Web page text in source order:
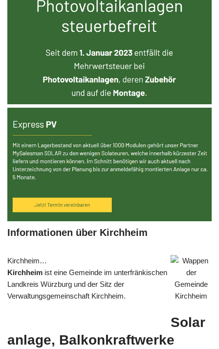
Informationen über Kirchheim
Kirchheim…
Kirchheim ist eine Gemeinde im unterfränkischen
Landkreis Würzburg und der Sitz der
Verwaltungsgemeinschaft Kirchheim.
Solar
anlage, Balkonkraftwerke